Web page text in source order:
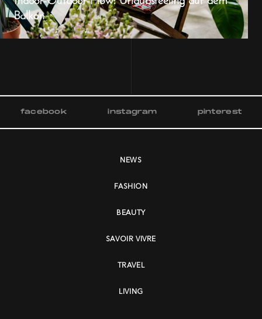
Balkon
facebook instagram pinterest
NEWS
FASHION
BEAUTY
SAVOIR VIVRE
TRAVEL
LIVING